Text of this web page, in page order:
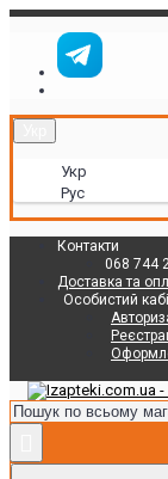
Укр
Рус
Контакти
068 744
Доставка та
Особистий